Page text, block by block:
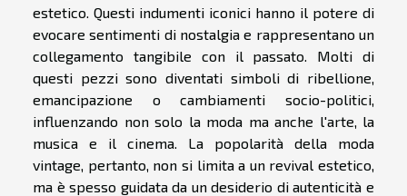
estetico. Questi indumenti iconici hanno il potere di
evocare sentimenti di nostalgia e rappresentano un
collegamento tangibile con il passato. Molti di
questi pezzi sono diventati simboli di ribellione,
emancipazione o cambiamenti socio-politici,
influenzando non solo la moda ma anche l'arte, la
musica e il cinema. La popolarità della moda
vintage, pertanto, non si limita a un revival estetico,
ma è spesso guidata da un desiderio di autenticità e